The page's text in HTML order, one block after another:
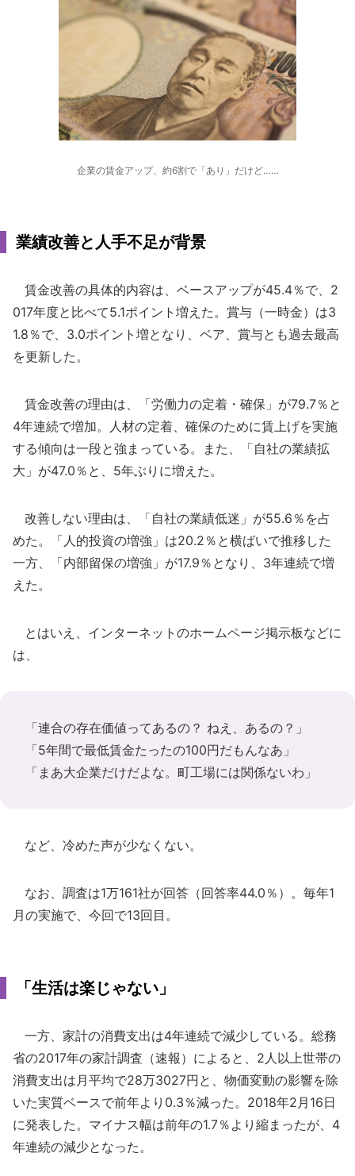
企業の賃金アップ、約6割で「あり」だけど……
業績改善と人手不足が背景
賃金改善の具体的内容は、ベースアップが45.4％で、2
017年度と比べて5.1ポイント増えた。賞与（一時金）は3
1.8％で、3.0ポイント増となり、ベア、賞与とも過去最高
を更新した。
賃金改善の理由は、「労働力の定着・確保」が79.7％と
4年連続で増加。人材の定着、確保のために賃上げを実施
する傾向は一段と強まっている。また、「自社の業績拡
大」が47.0％と、5年ぶりに増えた。
改善しない理由は、「自社の業績低迷」が55.6％を占
めた。「人的投資の増強」は20.2％と横ばいで推移した
一方、「内部留保の増強」が17.9％となり、3年連続で増
えた。
とはいえ、インターネットのホームページ掲示板などに
は、
「連合の存在価値ってあるの？ ねえ、あるの？」
「5年間で最低賃金たったの100円だもんなあ」
「まあ大企業だけだよな。町工場には関係ないわ」
など、冷めた声が少なくない。
なお、調査は1万161社が回答（回答率44.0％）。毎年1
月の実施で、今回で13回目。
「生活は楽じゃない」
一方、家計の消費支出は4年連続で減少している。総務
省の2017年の家計調査（速報）によると、2人以上世帯の
消費支出は月平均で28万3027円と、物価変動の影響を除
いた実質ベースで前年より0.3％減った。2018年2月16日
に発表した。マイナス幅は前年の1.7％より縮まったが、4
年連続の減少となった。